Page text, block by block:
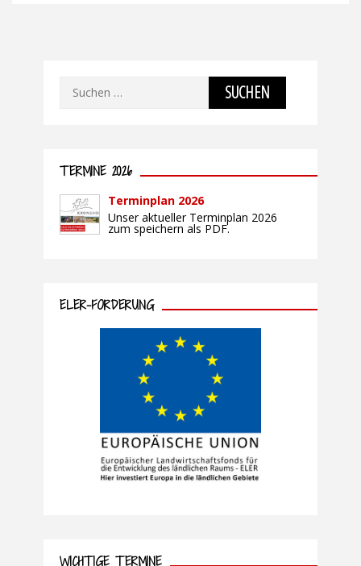
Suchen
TERMINE 2026
Terminplan 2026
Unser aktueller Terminplan 2026
zum speichern als PDF.
ELER-FÖRDERUNG
WICHTIGE TERMINE